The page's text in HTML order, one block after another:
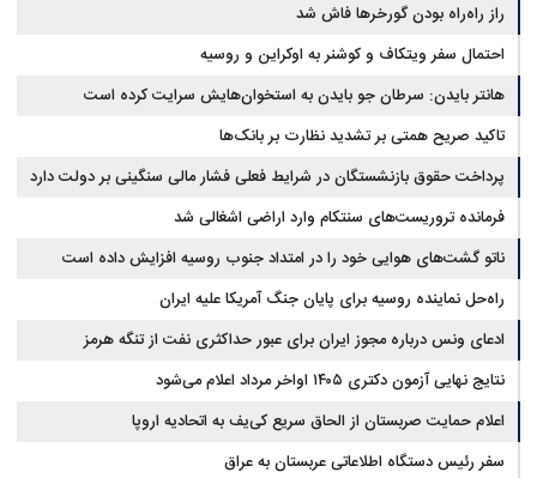
سوخت‌رسانی به فرسوده‌ها
راز راه‌راه بودن گورخرها فاش شد
احتمال سفر ویتکاف و کوشنر به اوکراین و روسیه
هانتر بایدن: سرطان جو بایدن به استخوان‌هایش سرایت کرده است
تاکید صریح همتی بر تشدید نظارت بر بانک‌ها
پرداخت حقوق بازنشستگان در شرایط فعلی فشار مالی سنگینی بر دولت دارد
فرمانده تروریست‌های سنتکام وارد اراضی اشغالی شد
ناتو گشت‌های هوایی خود را در امتداد جنوب روسیه افزایش داده است
راه‌حل نماینده روسیه برای پایان جنگ آمریکا علیه ایران
ادعای ونس درباره مجوز ایران برای عبور حداکثری نفت از تنگه هرمز
نتایج نهایی آزمون دکتری ۱۴۰۵ اواخر مرداد اعلام می‌شود
اعلام حمایت صربستان از الحاق سریع کی‌یف به اتحادیه اروپا
سفر رئیس دستگاه اطلاعاتی عربستان به عراق